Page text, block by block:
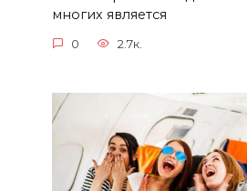
многих является
0 2.7к.